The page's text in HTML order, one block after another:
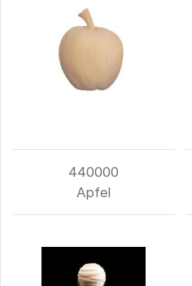
440000
Apfel